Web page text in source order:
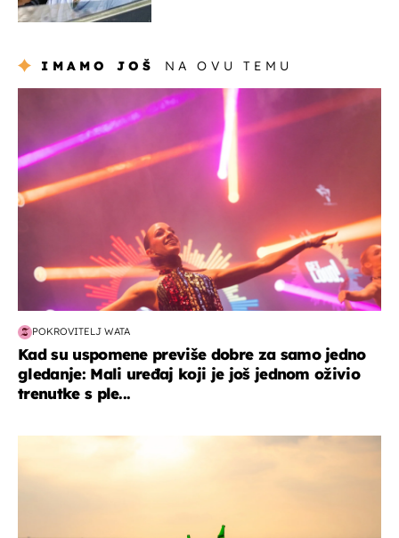
IMAMO JOŠ NA OVU TEMU
POKROVITELJ WATA
Kad su uspomene previše dobre za samo jedno
gledanje: Mali uređaj koji je još jednom oživio
trenutke s ple...